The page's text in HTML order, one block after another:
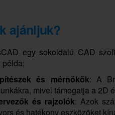
ajánljuk?
egy sokoldalú CAD
példa:
és mérnökök: A
mivel támogatja a 2D
és rajzolók: Azok
és hatékony eszközöket